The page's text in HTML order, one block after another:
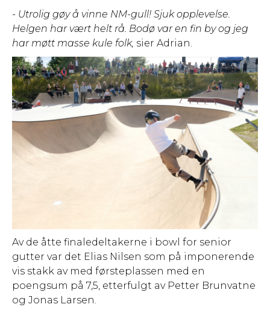
- Utrolig gøy å vinne NM-gull! Sjuk opplevelse.
Helgen har vært helt rå. Bodø var en fin by og jeg
har møtt masse kule folk, sier Adrian.
Av de åtte finaledeltakerne i bowl for senior
gutter var det Elias Nilsen som på imponerende
vis stakk av med førsteplassen med en
poengsum på 7,5, etterfulgt av Petter Brunvatne
og Jonas Larsen.